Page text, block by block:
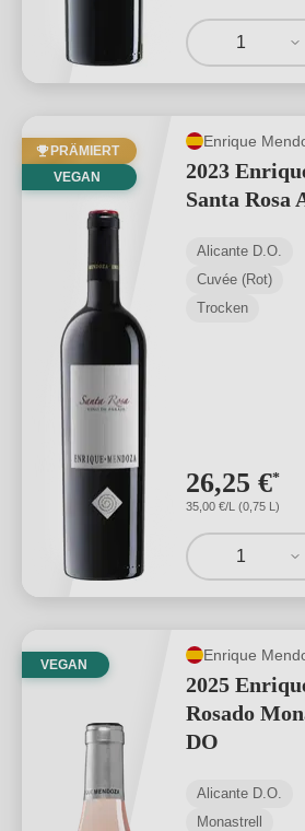
1
PRÄMIERT
VEGAN
Enrique
2023
Santa Rosa
Alicante D.O.
Cuvée (Rot)
Trocken
26,25 €*
35,00 €/L (0,75 L)
1
VEGAN
Enrique
2025
Rosado
DO
Alicante D.O.
Monastrell